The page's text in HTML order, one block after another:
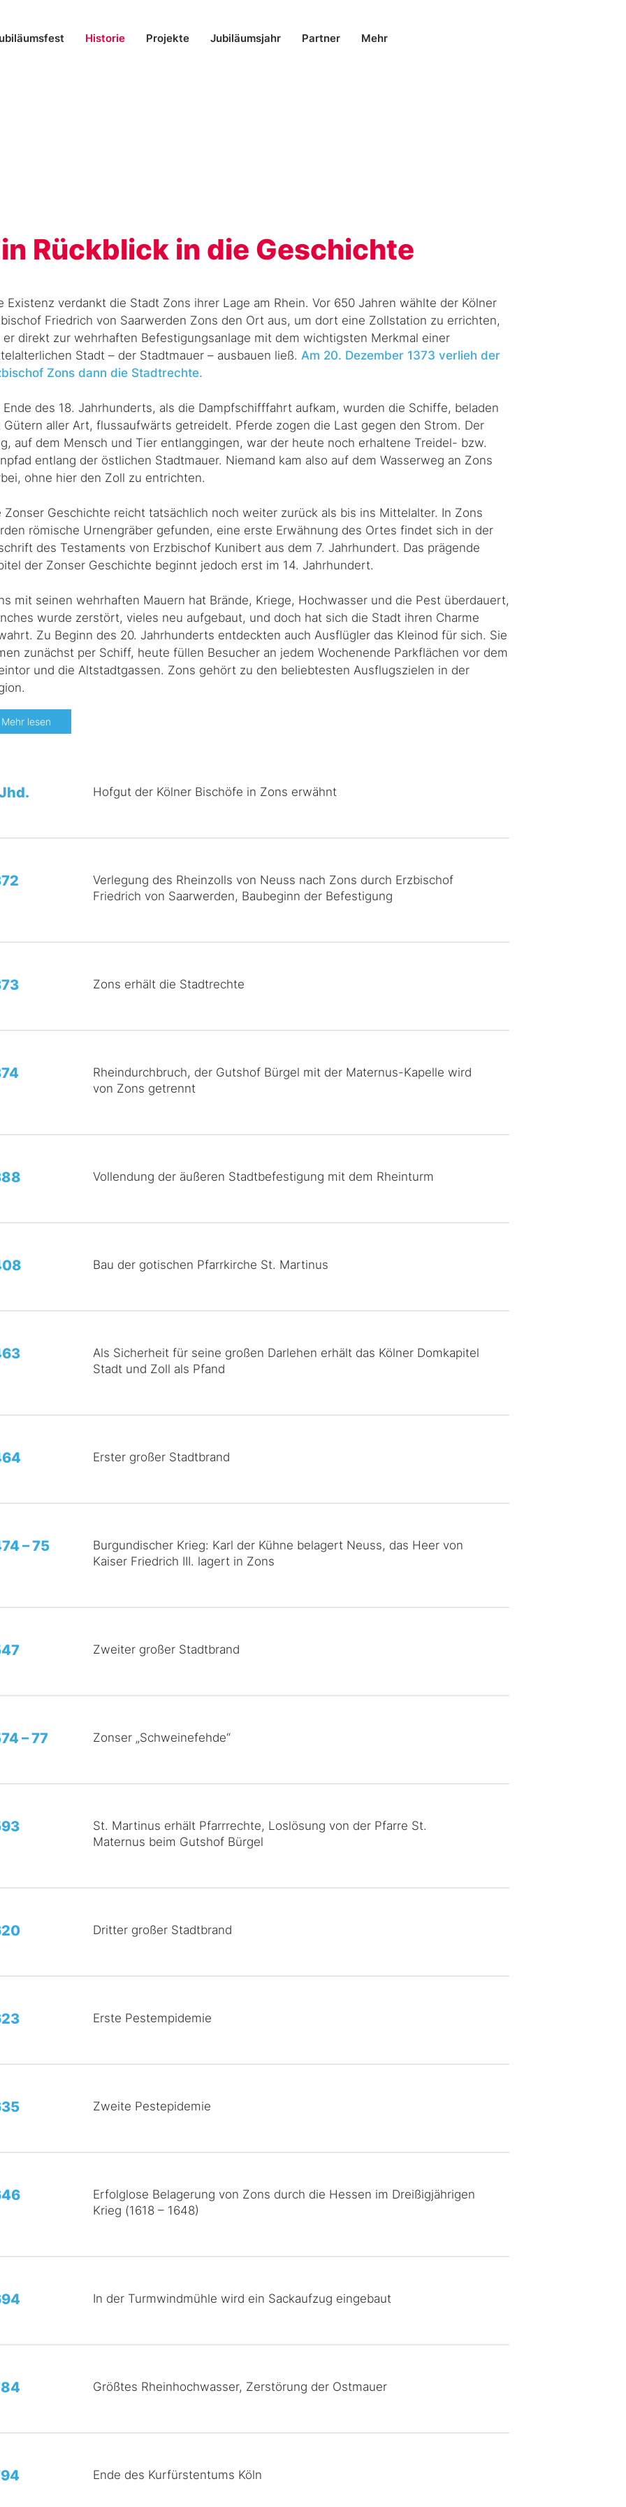
Historie Projekte Jubiläumsjahr Partner Mehr
Rückblick in die Geschichte
Existenz verdankt die Stadt Zons ihrer Lage am Rhein. Vor 650 Jahren wählte der Kölner
Friedrich von Saarwerden Zons den Ort aus, um dort eine Zollstation zu errichten,
er direkt zur wehrhaften Befestigungsanlage mit dem wichtigsten Merkmal einer
Stadt – der Stadtmauer – ausbauen ließ. Am 20. Dezember 1373 verlieh der
Zons dann die Stadtrechte.
Ende des 18. Jahrhunderts, als die Dampfschifffahrt aufkam, wurden die Schiffe, beladen
Gütern aller Art, flussaufwärts getreidelt. Pferde zogen die Last gegen den Strom. Der
auf dem Mensch und Tier entlanggingen, war der heute noch erhaltene Treidel- bzw.
entlang der östlichen Stadtmauer. Niemand kam also auf dem Wasserweg an Zons
ohne hier den Zoll zu entrichten.
Zonser Geschichte reicht tatsächlich noch weiter zurück als bis ins Mittelalter. In Zons
römische Urnengräber gefunden, eine erste Erwähnung des Ortes findet sich in der
des Testaments von Erzbischof Kunibert aus dem 7. Jahrhundert. Das prägende
der Zonser Geschichte beginnt jedoch erst im 14. Jahrhundert.
mit seinen wehrhaften Mauern hat Brände, Kriege, Hochwasser und die Pest überdauert,
wurde zerstört, vieles neu aufgebaut, und doch hat sich die Stadt ihren Charme
Zu Beginn des 20. Jahrhunderts entdeckten auch Ausflügler das Kleinod für sich. Sie
zunächst per Schiff, heute füllen Besucher an jedem Wochenende Parkflächen vor dem
und die Altstadtgassen. Zons gehört zu den beliebtesten Ausflugszielen in der
Mehr lesen
Hofgut der Kölner Bischöfe in Zons erwähnt
Verlegung des Rheinzolls von Neuss nach Zons durch Erzbischof
Friedrich von Saarwerden, Baubeginn der Befestigung
Zons erhält die Stadtrechte
Rheindurchbruch, der Gutshof Bürgel mit der Maternus-Kapelle wird
von Zons getrennt
Vollendung der äußeren Stadtbefestigung mit dem Rheinturm
Bau der gotischen Pfarrkirche St. Martinus
Als Sicherheit für seine großen Darlehen erhält das Kölner Domkapitel
Stadt und Zoll als Pfand
Erster großer Stadtbrand
– 75
Burgundischer Krieg: Karl der Kühne belagert Neuss, das Heer von
Kaiser Friedrich III. lagert in Zons
Zweiter großer Stadtbrand
– 77 Zonser „Schweinefehde“
St. Martinus erhält Pfarrrechte, Loslösung von der Pfarre St.
Maternus beim Gutshof Bürgel
Dritter großer Stadtbrand
Erste Pestempidemie
Zweite Pestepidemie
Erfolglose Belagerung von Zons durch die Hessen im Dreißigjährigen
Krieg (1618 – 1648)
In der Turmwindmühle wird ein Sackaufzug eingebaut
Größtes Rheinhochwasser, Zerstörung der Ostmauer
Ende des Kurfürstentums Köln